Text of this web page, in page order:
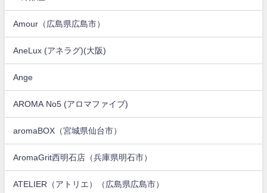
Amour（広島県広島市）
AneLux (アネラグ)(大阪)
Ange
AROMA No5 (アロマファイブ)
aromaBOX（宮城県仙台市）
AromaGrit西明石店（兵庫県明石市）
ATELIER（アトリエ）（広島県広島市）